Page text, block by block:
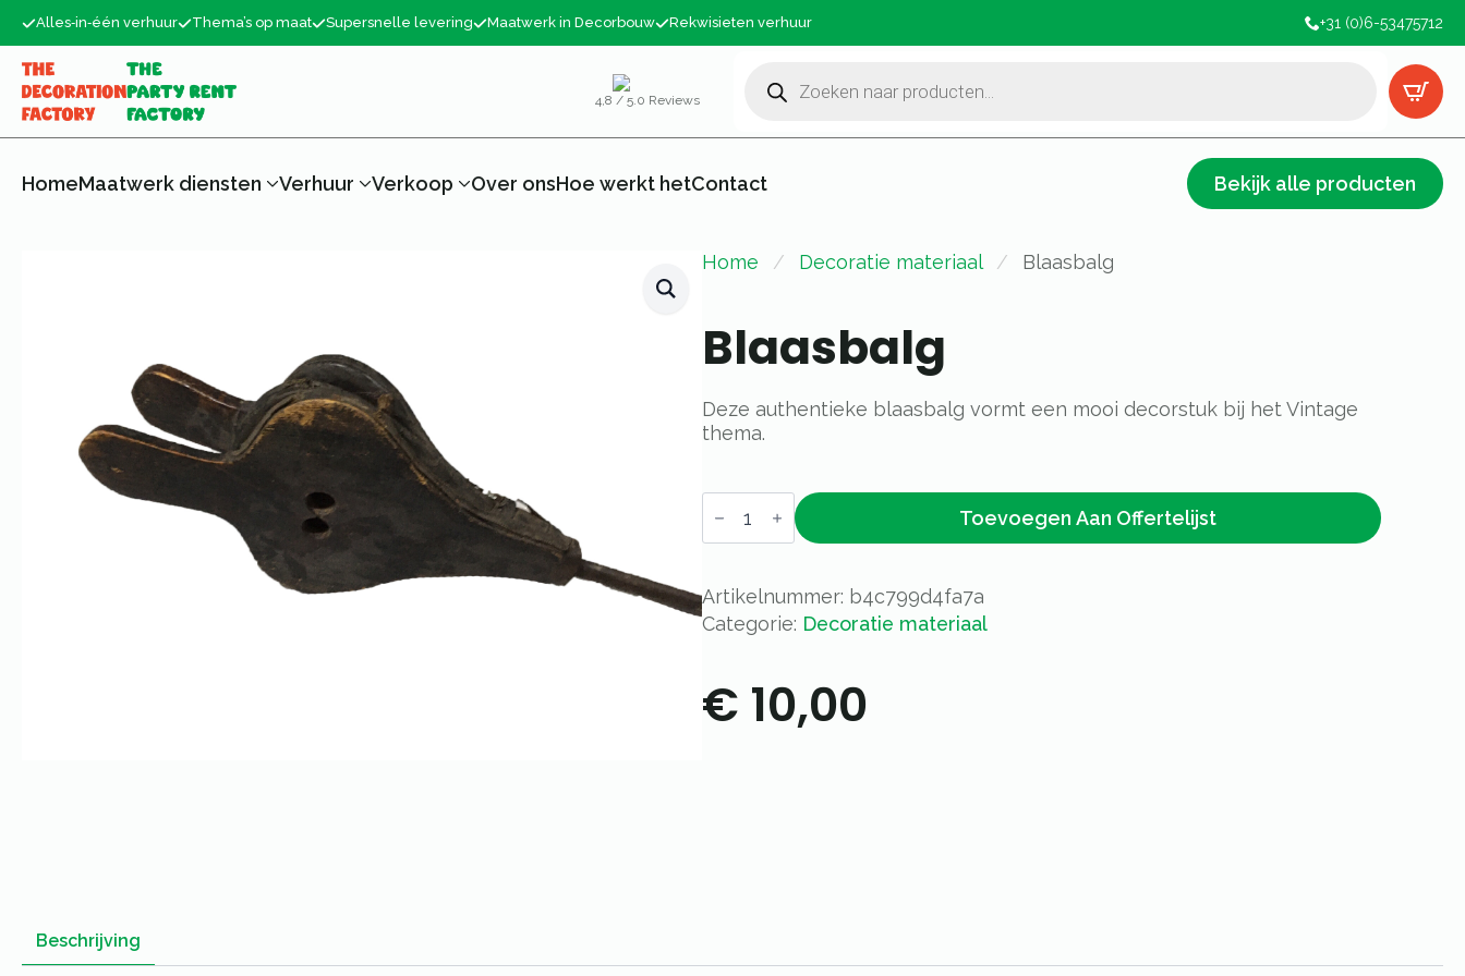
Alles‑in‑één verhuur Thema’s op maat Supersnelle levering Maatwerk in Decorbouw Rekwisieten verhuur +31 (0)6-53475712
4,8 / 5.0 Reviews
zoeken
HomeMaatwerk diensten Verhuur Verkoop Over onsHoe werkt hetContact Bekijk alle producten
Home Decoratie materiaal Blaasbalg
Blaasbalg
Deze authentieke blaasbalg vormt een mooi decorstuk bij het Vintage
thema.
Blaasbalg
aantal
Toevoegen Aan Offertelijst
Artikelnummer: b4c799d4fa7a
Categorie: Decoratie materiaal
€ 10,00
Beschrijving